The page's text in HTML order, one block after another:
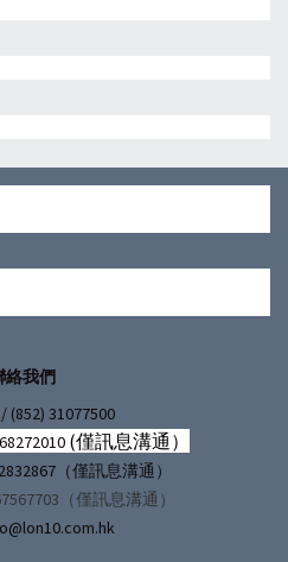
絡我們
/ (852) 31077500
(僅訊息溝通）
（僅訊息溝通）
（僅訊息溝通）